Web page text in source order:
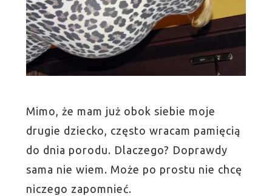
Mimo, że mam już obok siebie moje
drugie dziecko, często wracam pamięcią
do dnia porodu. Dlaczego? Doprawdy
sama nie wiem. Może po prostu nie chcę
niczego zapomnieć.